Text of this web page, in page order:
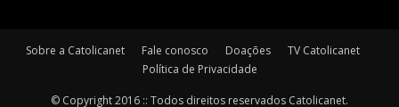
Sobre a Catolicanet Fale conosco Doações
TV Catolicanet
Política de Privacidade
© Copyright 2016 :: Todos direitos reservados Catolicanet.